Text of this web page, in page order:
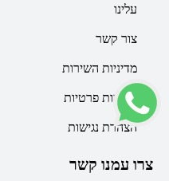
עלינו
צור קשר
מדיניות השירות
מדיניות פרטיות
הצהרת נגישות
צרו עמנו קשר